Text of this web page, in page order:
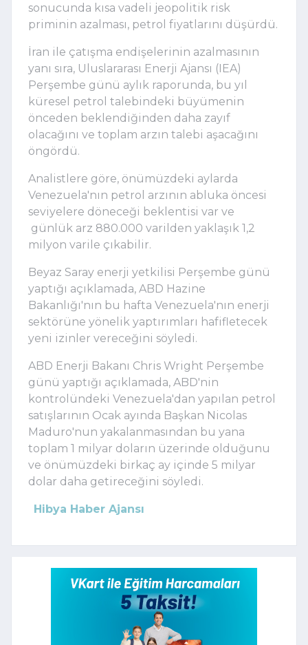
sonucunda kısa vadeli jeopolitik risk
priminin azalması, petrol fiyatlarını düşürdü.
İran ile çatışma endişelerinin azalmasının
yanı sıra, Uluslararası Enerji Ajansı (IEA)
Perşembe günü aylık raporunda, bu yıl
küresel petrol talebindeki büyümenin
önceden beklendiğinden daha zayıf
olacağını ve toplam arzın talebi aşacağını
öngördü.
Analistlere göre, önümüzdeki aylarda
Venezuela'nın petrol arzının abluka öncesi
seviyelere döneceği beklentisi var ve
günlük arz 880.000 varilden yaklaşık 1,2
milyon varile çıkabilir.
Beyaz Saray enerji yetkilisi Perşembe günü
yaptığı açıklamada, ABD Hazine
Bakanlığı'nın bu hafta Venezuela'nın enerji
sektörüne yönelik yaptırımları hafifletecek
yeni izinler vereceğini söyledi.
ABD Enerji Bakanı Chris Wright Perşembe
günü yaptığı açıklamada, ABD'nin
kontrolündeki Venezuela'dan yapılan petrol
satışlarının Ocak ayında Başkan Nicolas
Maduro'nun yakalanmasından bu yana
toplam 1 milyar doların üzerinde olduğunu
ve önümüzdeki birkaç ay içinde 5 milyar
dolar daha getireceğini söyledi.
Hibya Haber Ajansı